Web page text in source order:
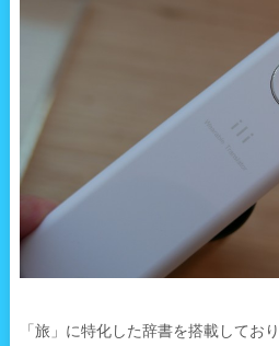
「旅」に特化した辞書を搭載してお